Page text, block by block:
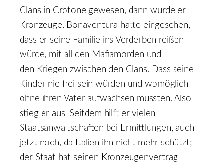
Clans in Crotone gewesen, dann wurde er
Kronzeuge. Bonaventura hatte eingesehen,
dass er seine Familie ins Verderben reißen
würde, mit all den Mafiamorden und
den Kriegen zwischen den Clans. Dass seine
Kinder nie frei sein würden und womöglich
ohne ihren Vater aufwachsen müssten. Also
stieg er aus. Seitdem hilft er vielen
Staatsanwaltschaften bei Ermittlungen, auch
jetzt noch, da Italien ihn nicht mehr schützt;
der Staat hat seinen Kronzeugenvertrag